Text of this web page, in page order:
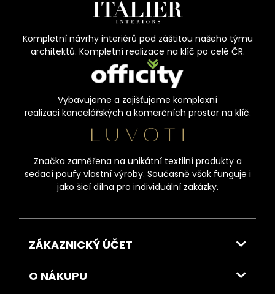
Kompletní návrhy interiérů pod záštitou našeho týmu
architektů. Kompletní realizace na klíč po celé ČR.
Vybavujeme a zajišťujeme komplexní
realizaci kancelářských a komerčních prostor na klíč.
Značka zaměřena na unikátní textilní produkty a
sedací poufy vlastní výroby. Současně však funguje i
jako šicí dílna pro individuální zakázky.
ZÁKAZNICKÝ ÚČET
O NÁKUPU